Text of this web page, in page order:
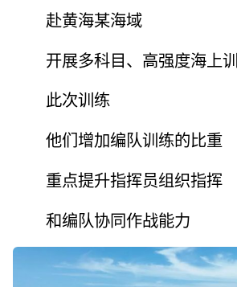
赴黄海某海域
开展多科目、高强度海上
此次训练
他们增加编队训练的比重
重点提升指挥员组织指挥
和编队协同作战能力